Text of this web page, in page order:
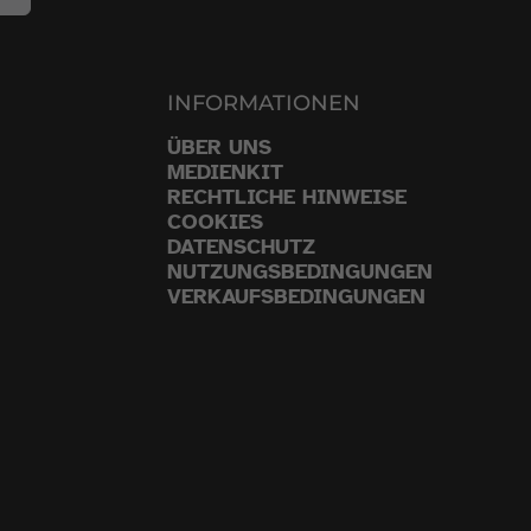
INFORMATIONEN
ÜBER UNS
MEDIENKIT
RECHTLICHE HINWEISE
COOKIES
DATENSCHUTZ
NUTZUNGSBEDINGUNGEN
VERKAUFSBEDINGUNGEN